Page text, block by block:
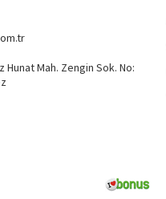
Hunat Mah. Zengin Sok. No: